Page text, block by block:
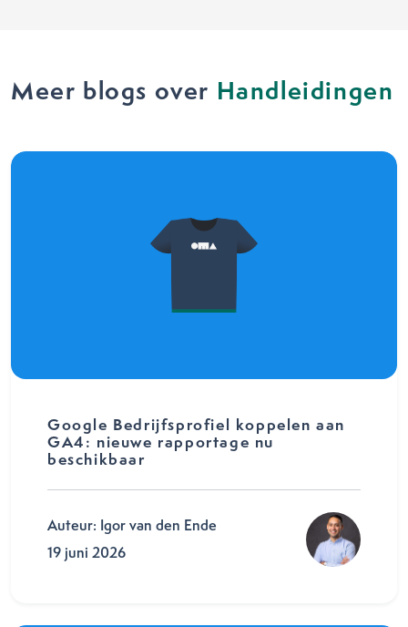
Meer blogs over Handleidingen
Google Bedrijfsprofiel koppelen aan
GA4: nieuwe rapportage nu
beschikbaar
Auteur: Igor van den Ende
19 juni 2026